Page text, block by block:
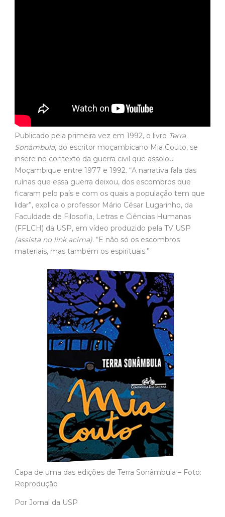
Publicado pela primeira vez em 1992, o livro Terra
Sonâmbula, do escritor moçambicano Mia Couto, se
insere no contexto da guerra civil que assolou
Moçambique entre 1977 e 1992. “A narrativa fala das
ruínas que essa guerra deixou, dos escombros que
ficaram pelo país e com os quais a população tem que
lidar”, explica o professor Mário César Lugarinho, da
Faculdade de Filosofia, Letras e Ciências Humanas
(FFLCH) da USP, em vídeo produzido pela TV USP
(assista no link acima). “E não só os escombros
materiais, mas também os espirituais.”
Capa de uma das edições de Terra Sonâmbula – Foto:
Reprodução
Por Jornal da USP